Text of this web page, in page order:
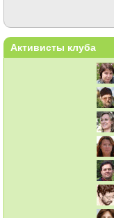
Активисты клуба